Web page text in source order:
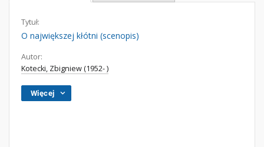
Tytuł:
O największej kłótni (scenopis)
Autor:
Kotecki, Zbigniew (1952- )
Więcej